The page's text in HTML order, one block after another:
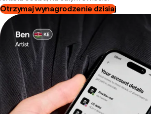
Otrzymaj wynagrodzenie dzisiaj